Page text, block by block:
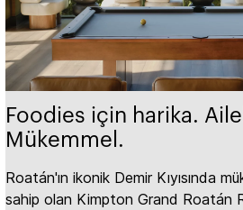
Foodies için harika.
Mükemmel.
Roatán'ın ikonik Demir Kıyısında
sahip olan Kimpton Grand Roatán